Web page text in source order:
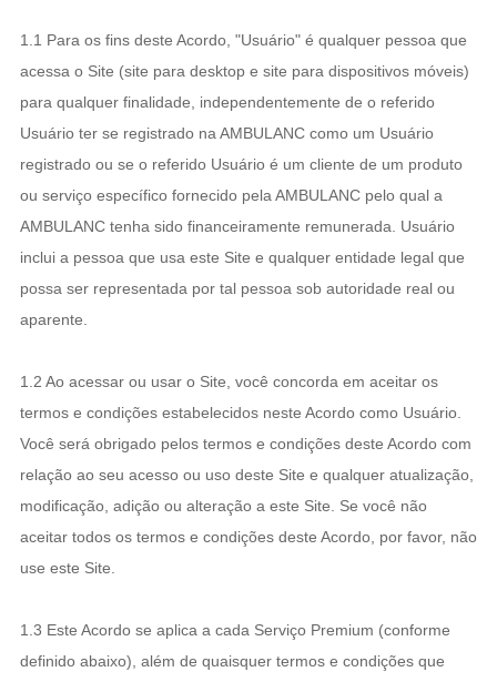
1.1 Para os fins deste Acordo, "Usuário" é qualquer pessoa que
acessa o Site (site para desktop e site para dispositivos móveis)
para qualquer finalidade, independentemente de o referido
Usuário ter se registrado na AMBULANC como um Usuário
registrado ou se o referido Usuário é um cliente de um produto
ou serviço específico fornecido pela AMBULANC pelo qual a
AMBULANC tenha sido financeiramente remunerada. Usuário
inclui a pessoa que usa este Site e qualquer entidade legal que
possa ser representada por tal pessoa sob autoridade real ou
aparente.
1.2 Ao acessar ou usar o Site, você concorda em aceitar os
termos e condições estabelecidos neste Acordo como Usuário.
Você será obrigado pelos termos e condições deste Acordo com
relação ao seu acesso ou uso deste Site e qualquer atualização,
modificação, adição ou alteração a este Site. Se você não
aceitar todos os termos e condições deste Acordo, por favor, não
use este Site.
1.3 Este Acordo se aplica a cada Serviço Premium (conforme
definido abaixo), além de quaisquer termos e condições que